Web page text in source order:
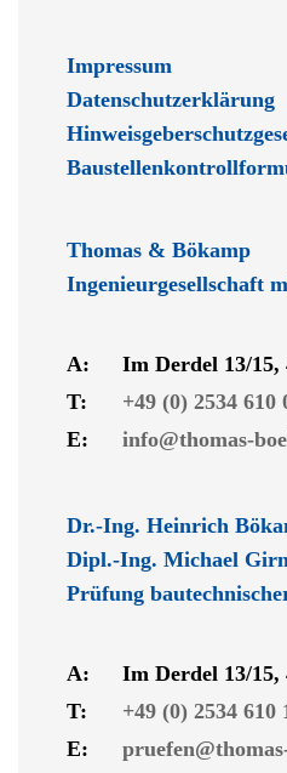
Impressum
Datenschutzerklärung
Thomas & Bökamp
Ingenieurgesellschaft
A:
Im Derdel 13/15,
T:
+49 (0) 2534 610
E:
info@thomas-
Dr.-Ing. Heinrich
Dipl.-Ing. Michael
Prüfung
A:
Im Derdel 13/15,
T:
+49 (0) 2534 610
E: